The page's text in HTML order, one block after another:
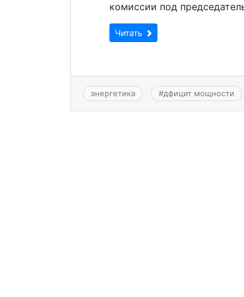
комиссии под
Читать
энергетика #дфицит мощности